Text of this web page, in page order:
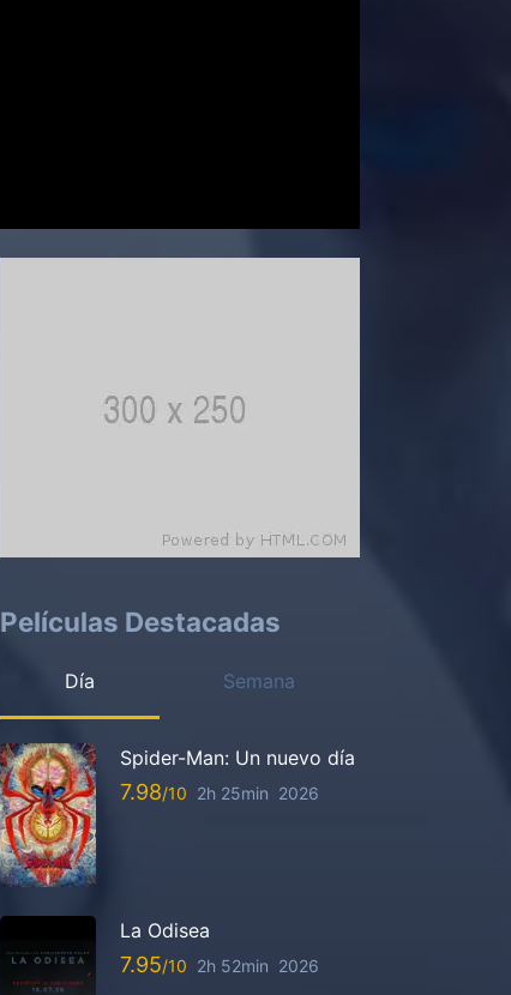
Películas Destacadas
Día Semana
Spider-Man: Un nuevo día
7.98 2h 25min 2026
La Odisea
7.95 2h 52min 2026